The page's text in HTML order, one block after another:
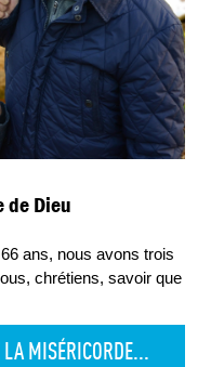
de Dieu
ans, nous avons trois
chrétiens, savoir que
MISÉRICORDE...